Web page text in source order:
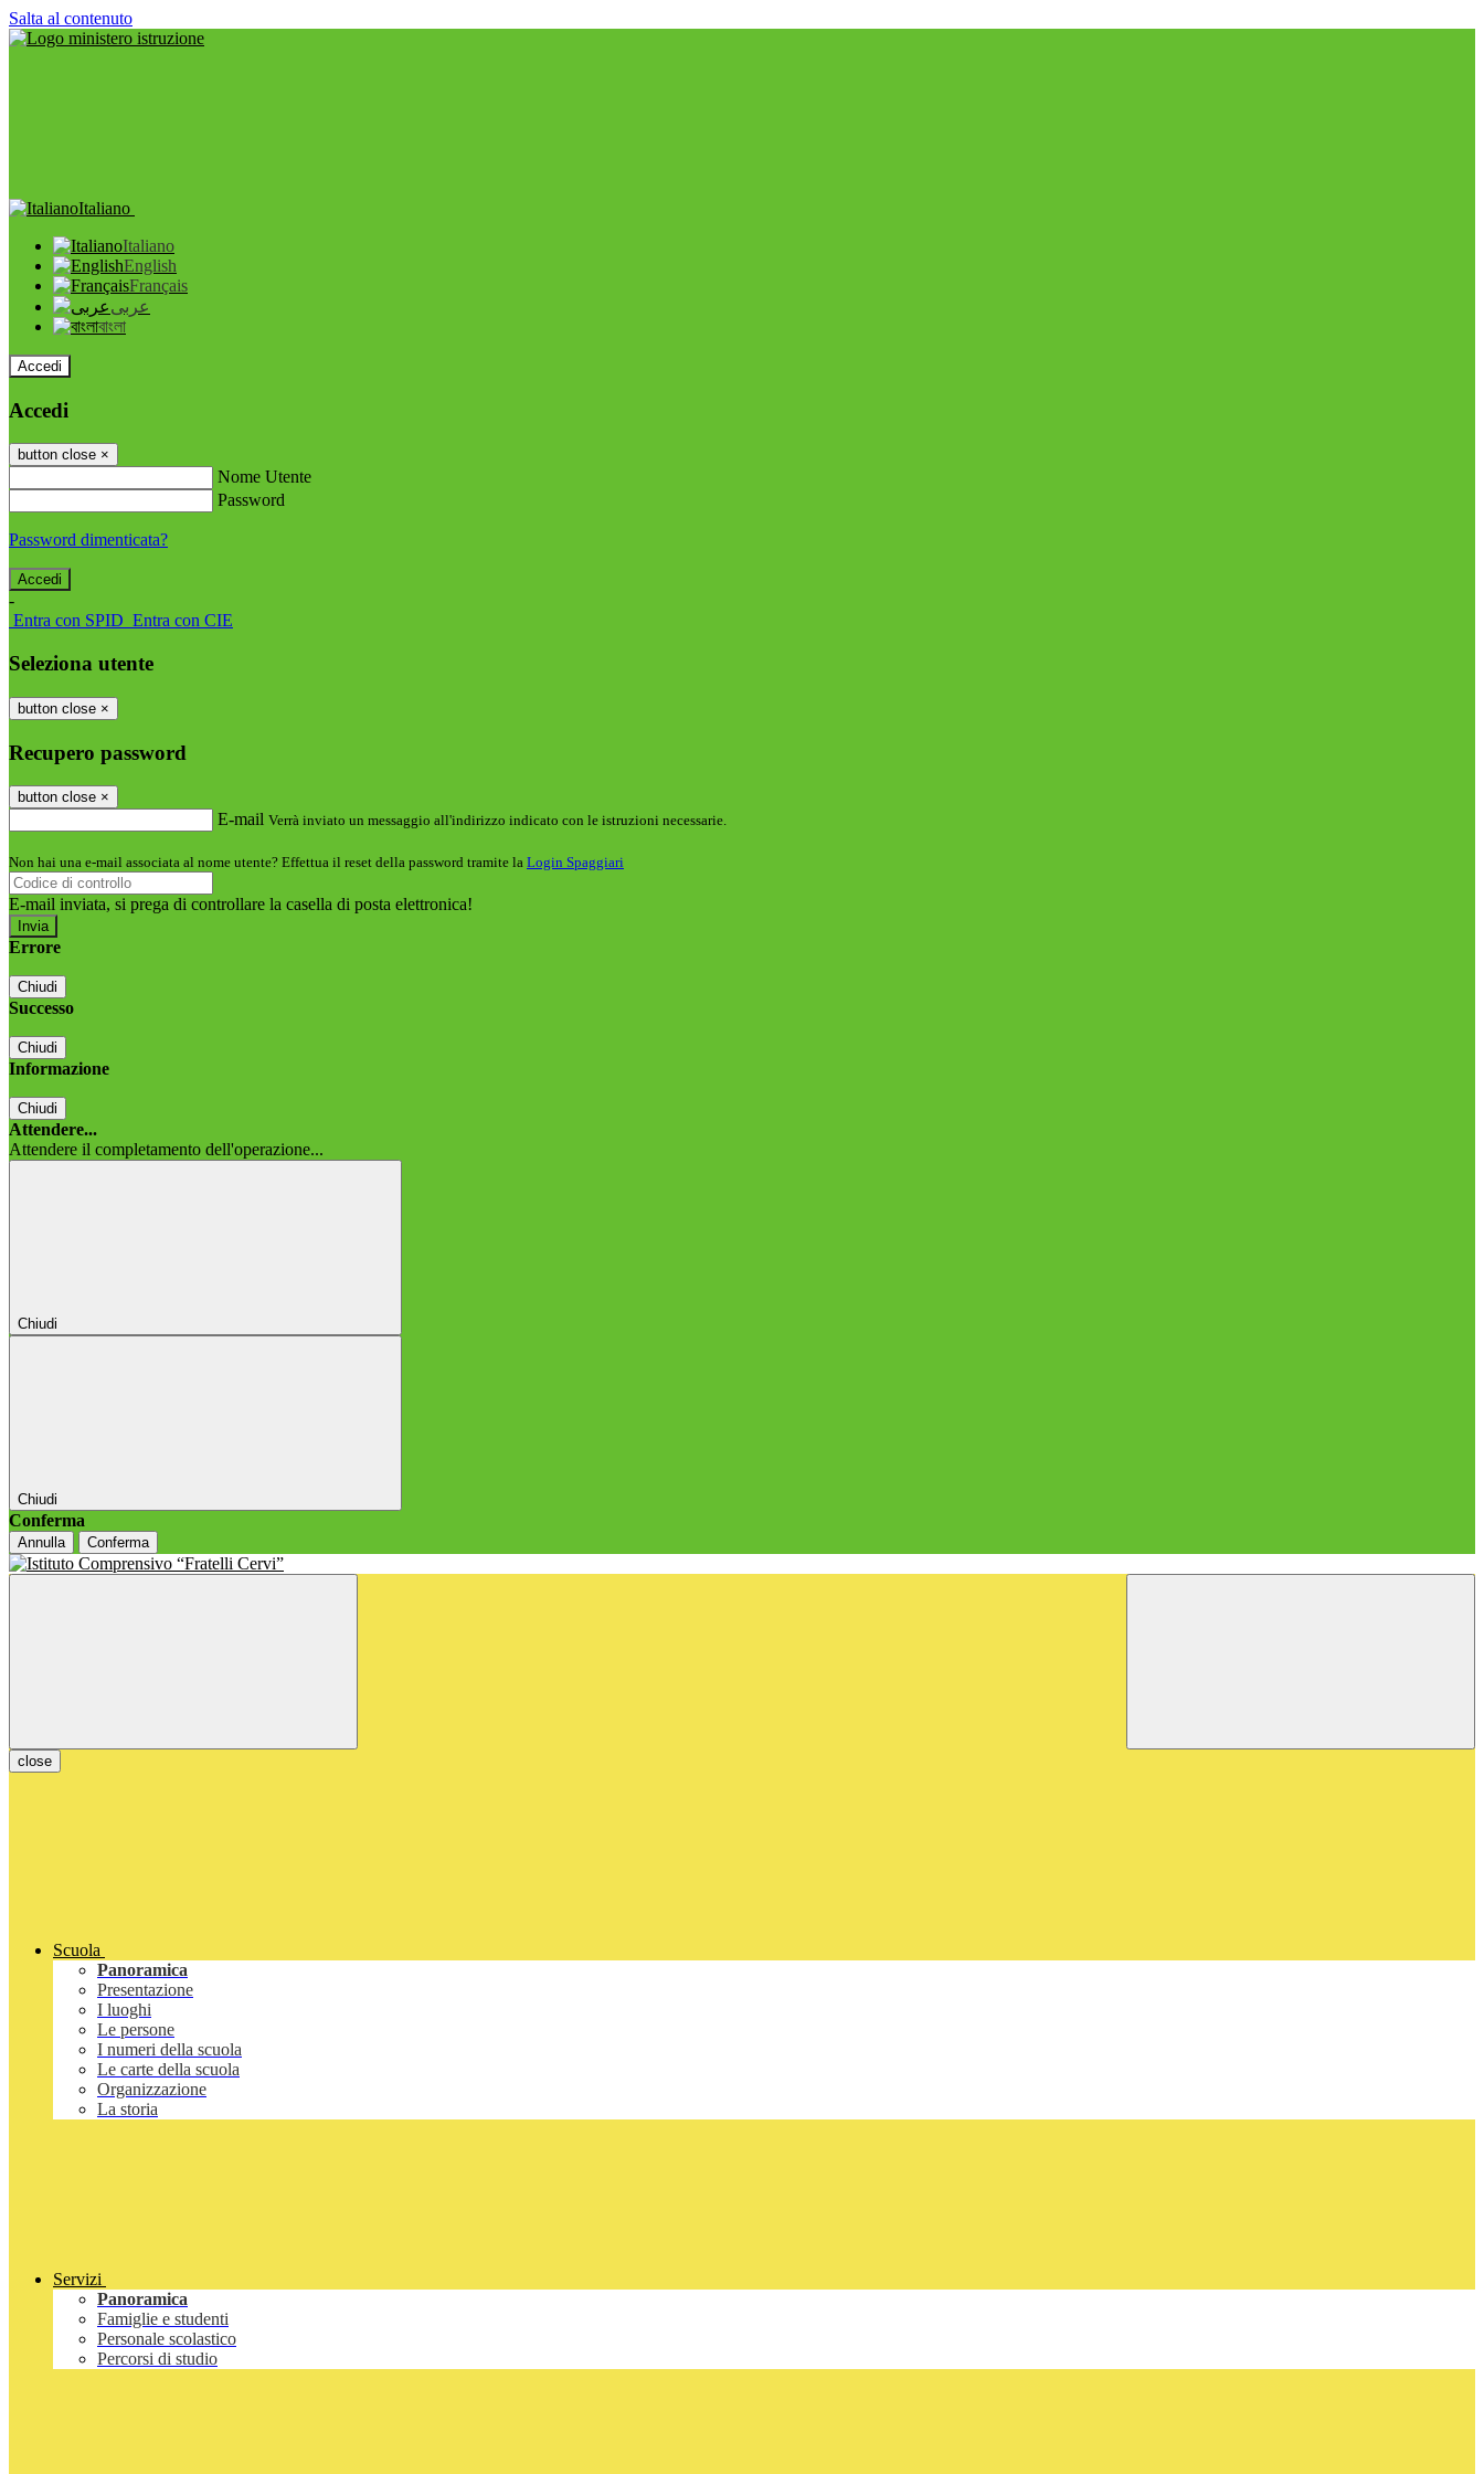
Salta al contenuto
Italiano
Italiano
English
Français
عربى
বাংলা
Accedi
Accedi
button close ×
Nome Utente
Password
Password dimenticata?
-
Entra con SPID Entra con CIE
Seleziona utente
button close ×
Recupero password
button close ×
E-mail Verrà inviato un messaggio all'indirizzo indicato con le istruzioni necessarie.
Non hai una e-mail associata al nome utente? Effettua il reset della password tramite la Login Spaggiari
E-mail inviata, si prega di controllare la casella di posta elettronica!
Errore
Chiudi
Successo
Chiudi
Informazione
Chiudi
Attendere...
Attendere il completamento dell'operazione...
Chiudi
Chiudi
Conferma
Annulla Conferma
close
Scuola
Panoramica
Presentazione
I luoghi
Le persone
I numeri della scuola
Le carte della scuola
Organizzazione
La storia
Servizi
Panoramica
Famiglie e studenti
Personale scolastico
Percorsi di studio